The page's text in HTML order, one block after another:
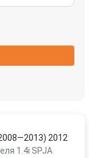
2012
1.4i SPJA